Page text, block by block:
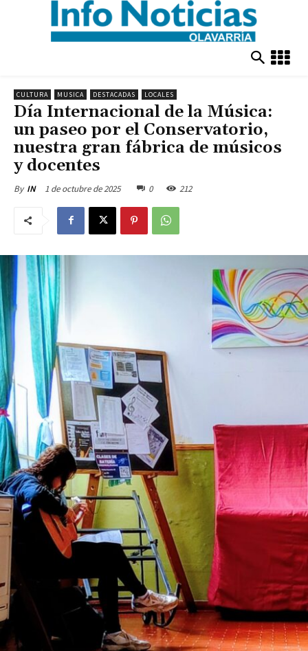
CULTURA MUSICA DESTACADAS LOCALES
Día Internacional de la Música:
un paseo por el Conservatorio,
nuestra gran fábrica de músicos
y docentes
By IN 1 de octubre de 2025 0 212